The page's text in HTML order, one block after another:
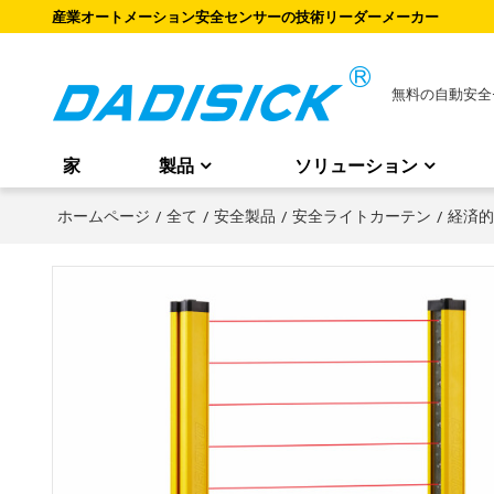
産業オートメーション安全センサーの技術リーダーメーカー
無料の自動安
家 製品 ソリューション
ホームページ / 全て / 安全製品 / 安全ライトカーテン / 経済